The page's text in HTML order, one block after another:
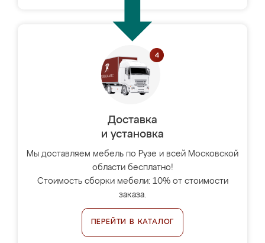
Доставка
и установка
Мы доставляем мебель по Рузе и всей Московской
области бесплатно!
Стоимость сборки мебели: 10% от стоимости
заказа.
ПЕРЕЙТИ В КАТАЛОГ